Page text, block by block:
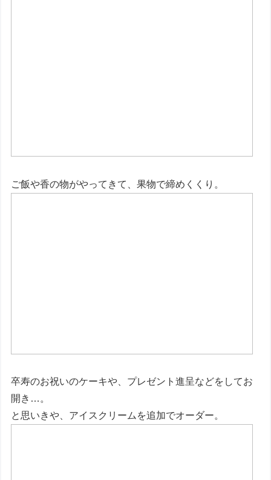
ご飯や香の物がやってきて、果物で締めくくり。
卒寿のお祝いのケーキや、プレゼント進呈などをしてお
開き…。
と思いきや、アイスクリームを追加でオーダー。